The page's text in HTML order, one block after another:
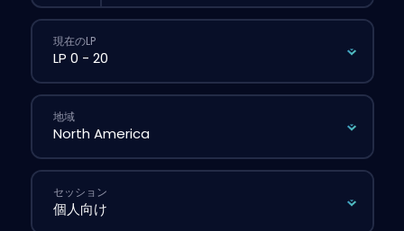
現在のLP
地域
セッション